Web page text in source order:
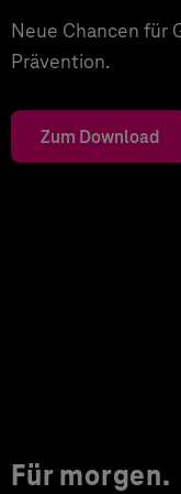
Neue Chancen für
Prävention.
Zum Download
Für morgen.